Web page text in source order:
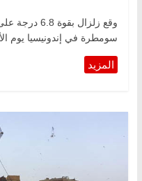
وقع زلزال
سومطرة في إندونيسيا يوم